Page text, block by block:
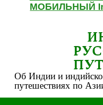
МОБИЛЬНЫЙ
Об Индии и
путешествиях по